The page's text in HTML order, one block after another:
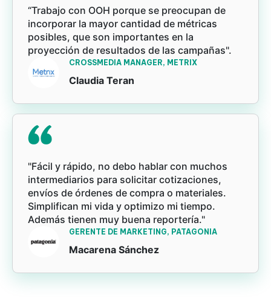
“Trabajo con OOH porque se preocupan de
incorporar la mayor cantidad de métricas
posibles, que son importantes en la
proyección de resultados de las campañas".
CROSSMEDIA MANAGER, METRIX
Claudia Teran
"Fácil y rápido, no debo hablar con muchos
intermediarios para solicitar cotizaciones,
envíos de órdenes de compra o materiales.
Simplifican mi vida y optimizo mi tiempo.
Además tienen muy buena reportería."
GERENTE DE MARKETING, PATAGONIA
Macarena Sánchez